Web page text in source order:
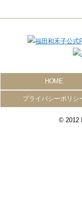
HOME
プライバシーポリシ
© 2012